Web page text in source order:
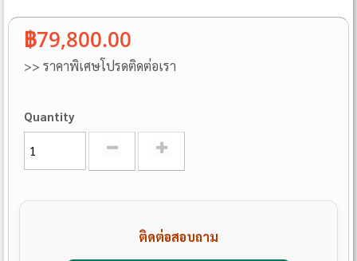
฿79,800.00
>> ราคาพิเศษโปรดติดต่อเรา
Quantity
ติดต่อสอบถาม